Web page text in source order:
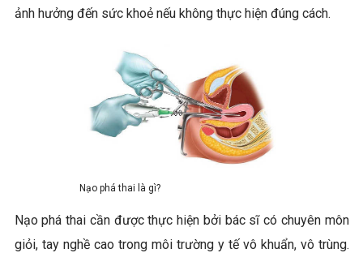
ảnh hưởng đến sức khoẻ nếu không thực hiện đúng cách.
Nạo phá thai là gì?
Nạo phá thai cần được thực hiện bởi bác sĩ có chuyên môn
giỏi, tay nghề cao trong môi trường y tế vô khuẩn, vô trùng.